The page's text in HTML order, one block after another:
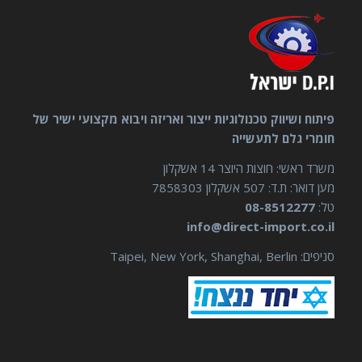
פיתוח ושיווק טכנולוגיות ייצור ואריזה ויבוא מקצועי ישיר של
חומרי גלם לתעשייה
משרד ראשי: חוצות היוצר 14 אשקלון
מען דואר: ת.ד: 507 אשקלון 7858303
טל: 08-8512277
info@direct-import.co.il
סניפים: Taipei, New York, Shanghai, Berlin